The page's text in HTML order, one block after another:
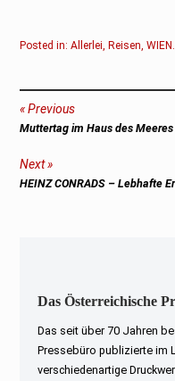
Posted in:Allerlei,Reisen,WIEN.
Previous
Previous
Muttertag im Haus des Meeres
Next
Next
HEINZ CONRADS – Lebhafte
Das Österreichische
Das seit über 70 Jahren
Pressebüro publizierte im
verschiedenartige